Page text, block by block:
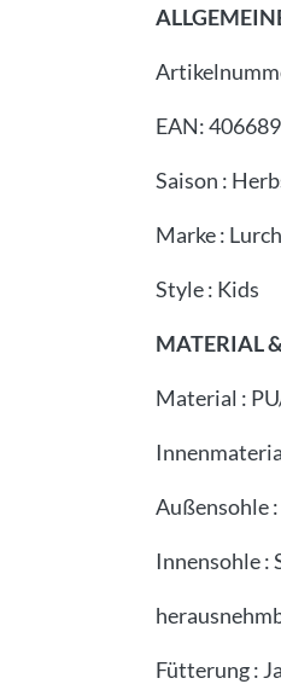
EAN:
Saison :
Marke:
Style: Kids
MATERIAL
Material :
Außensohle:
Innensohle:
Fütterung: Ja